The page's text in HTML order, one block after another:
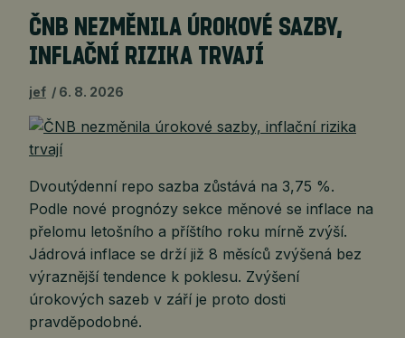
ČNB NEZMĚNILA ÚROKOVÉ SAZBY,
INFLAČNÍ RIZIKA TRVAJÍ
jef 6. 8. 2026
Dvoutýdenní repo sazba zůstává na 3,75 %.
Podle nové prognózy sekce měnové se inflace na
přelomu letošního a příštího roku mírně zvýší.
Jádrová inflace se drží již 8 měsíců zvýšená bez
výraznější tendence k poklesu. Zvýšení
úrokových sazeb v září je proto dosti
pravděpodobné.